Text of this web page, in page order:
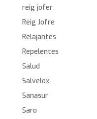
reig jofer
Reig Jofre
Relajantes
Repelentes
Salud
Salvelox
Sanasur
Saro